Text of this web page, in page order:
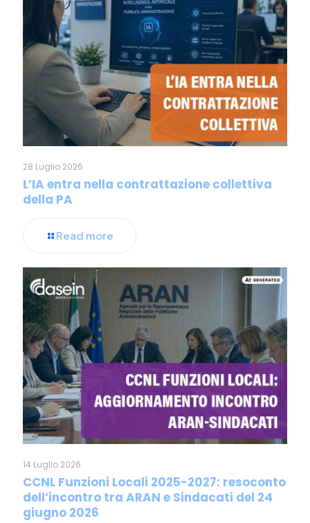
28 Luglio 2026
L’IA entra nella contrattazione collettiva
della PA
Read more
14 Luglio 2026
CCNL Funzioni Locali 2025-2027: resoconto
dell’incontro tra ARAN e Sindacati del 24
giugno 2026